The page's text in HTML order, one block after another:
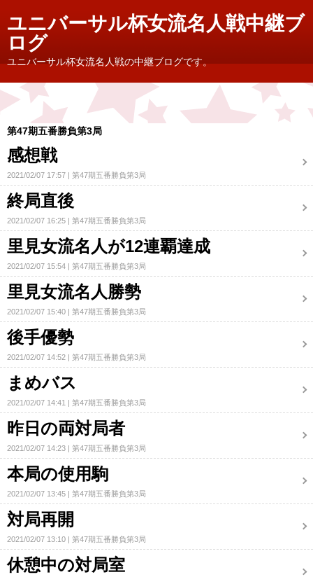
ユニバーサル杯女流名人戦中継ブ
ログ
ユニバーサル杯女流名人戦の中継ブログです。
第47期五番勝負第3局
感想戦
2021/02/07 17:57 第47期五番勝負第3局
終局直後
2021/02/07 16:25 第47期五番勝負第3局
里見女流名人が12連覇達成
2021/02/07 15:54 第47期五番勝負第3局
里見女流名人勝勢
2021/02/07 15:40 第47期五番勝負第3局
後手優勢
2021/02/07 14:52 第47期五番勝負第3局
まめバス
2021/02/07 14:41 第47期五番勝負第3局
昨日の両対局者
2021/02/07 14:23 第47期五番勝負第3局
本局の使用駒
2021/02/07 13:45 第47期五番勝負第3局
対局再開
2021/02/07 13:10 第47期五番勝負第3局
休憩中の対局室